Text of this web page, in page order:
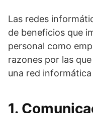
Las redes
de beneficios que
personal como
razones por las
una red informática
1.